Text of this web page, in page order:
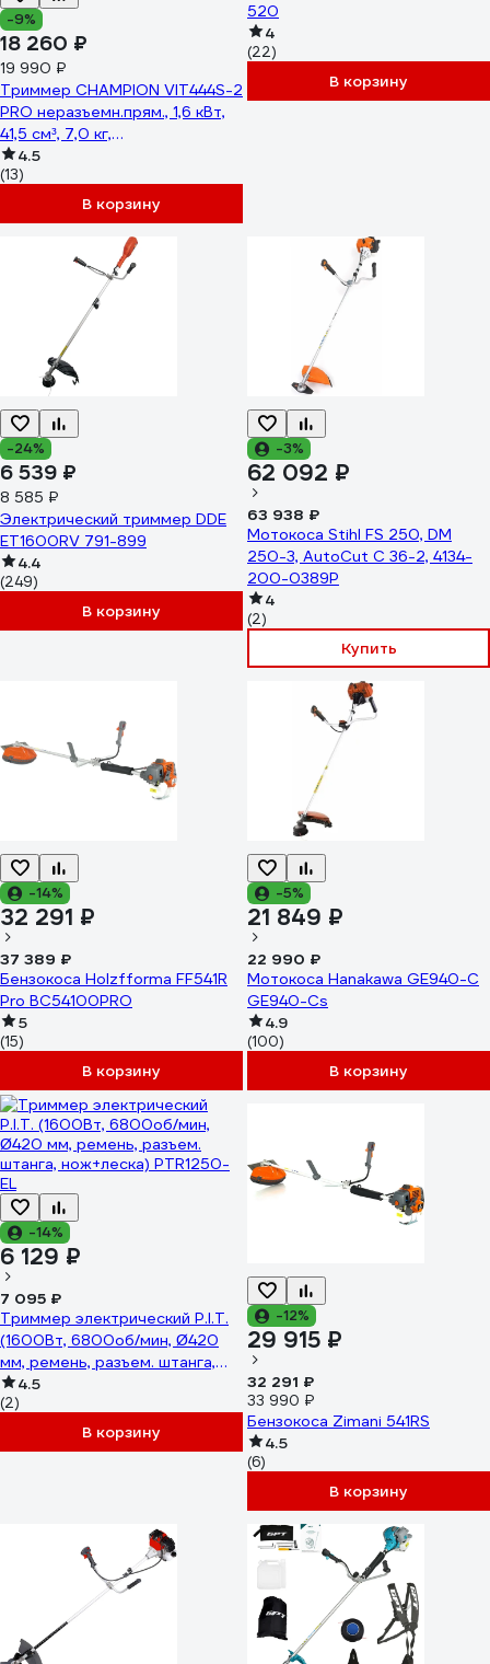
-9%
18 260 ₽
19 990 ₽
Триммер CHAMPION VIT444S-2
PRO неразъемн.прям., 1,6 кВт,
41,5 см³, 7,0 кг,
HT33+40/255/25,4, U-ручка,
VIT444S-2
4.5
(13)
В корзину
520
4
(22)
В корзину
-24%
6 539 ₽
8 585 ₽
Электрический триммер DDE
ET1600RV 791-899
4.4
(249)
В корзину
-3%
62 092 ₽
63 938 ₽
Мотокоса Stihl FS 250, DM
250-3, AutoCut C 36-2, 4134-
200-0389P
4
(2)
Купить
-14%
32 291 ₽
37 389 ₽
Бензокоса Holzfforma FF541R
Pro BC54100PRO
5
(15)
В корзину
-5%
21 849 ₽
22 990 ₽
Мотокоса Hanakawa GE940-C
GE940-Cs
4.9
(100)
В корзину
-14%
6 129 ₽
7 095 ₽
Триммер электрический P.I.T.
(1600Вт, 6800об/мин, Ø420
мм, ремень, разъем. штанга,
нож+леска) PTR1250-EL
4.5
(2)
В корзину
-12%
29 915 ₽
32 291 ₽
33 990 ₽
Бензокоса Zimani 541RS
4.5
(6)
В корзину